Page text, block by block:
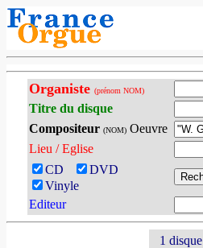
Organiste (prénom NOM)
Titre du disque
Compositeur (NOM)Oeuvre
Lieu / Eglise
CD
DVD
Vinyle
Editeur
1 disque